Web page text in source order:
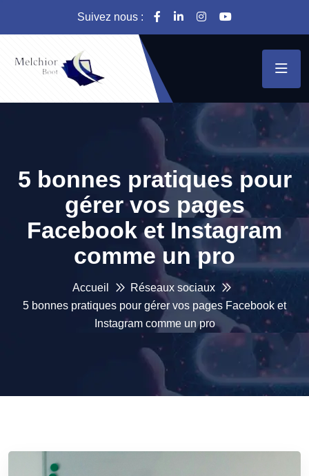
Suivez nous :
5 bonnes pratiques pour
gérer vos pages
Facebook et Instagram
comme un pro
Accueil
Réseaux sociaux
5 bonnes pratiques pour gérer vos pages Facebook et
Instagram comme un pro